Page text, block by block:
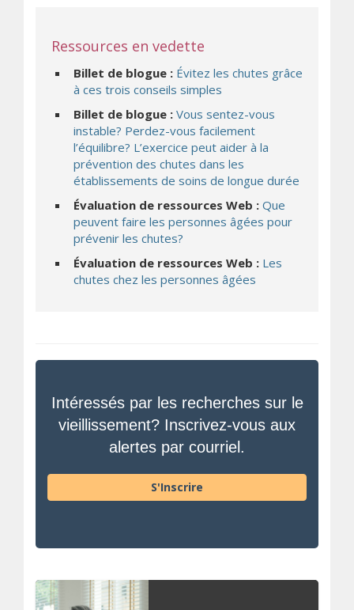
Ressources en vedette
Billet de blogue : Évitez les chutes grâce
à ces trois conseils simples
Billet de blogue : Vous sentez-vous
instable? Perdez-vous facilement
l’équilibre? L’exercice peut aider à la
prévention des chutes dans les
établissements de soins de longue durée
Évaluation de ressources Web : Que
peuvent faire les personnes âgées pour
prévenir les chutes?
Évaluation de ressources Web : Les
chutes chez les personnes âgées
Intéressés par les recherches sur le
vieillissement? Inscrivez-vous aux
alertes par courriel.
S'Inscrire